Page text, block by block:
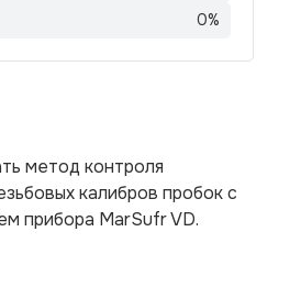
0%
метод контроля
калибров пробок с
прибора MarSufr VD.